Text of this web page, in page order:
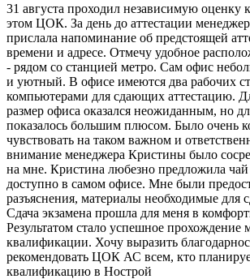
31 августа проходил независимую оценку
этом ЦОК. За день до аттестации
прислала напоминание об предстоящей
времени и адресе. Отмечу удобное
- рядом со станцией метро. Сам офис
и уютный. В офисе имеются два рабочих
компьютерами для сдающих аттестацию.
размер офиса оказался неожиданным, но
показалось большим плюсом. Было очень
чувствовать на таком важном и
внимание менеджера Кристины было
на мне. Кристина любезно предложила чай
доступно в самом офисе. Мне были
разъяснения, материалы необходимые для
Сдача экзамена прошла для меня в
Результатом стало успешное прохождение
квалификации. Хочу выразить
рекомендовать ЦОК АС всем, кто
квалификацию в Нострой